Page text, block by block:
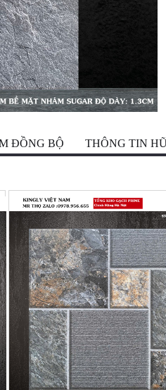
ĐỒNG BỘ THÔNG TIN